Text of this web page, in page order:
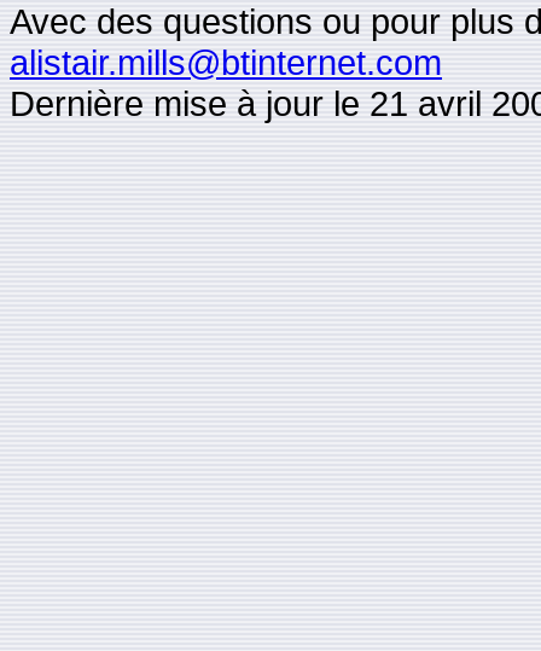
Avec des questions ou pour plus
alistair.mills@btinternet.com
Dernière mise à jour le 21 avril